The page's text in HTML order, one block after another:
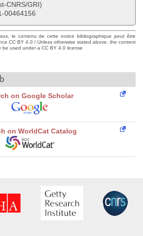
CNRS/GRI)
00464156
le contenu de cette notice bibliographique peut être
CC BY 4.0 / Unless otherwise stated above, the content
be used under a CC BY 4.0 license
on Google Scholar
on WorldCat Catalog